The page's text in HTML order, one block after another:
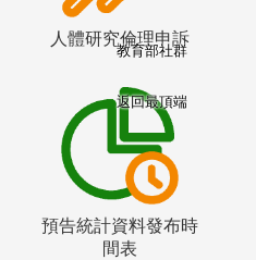
人體研究倫理申訴
預告統計資料發布時
間表
教育部社群
返回最頂端